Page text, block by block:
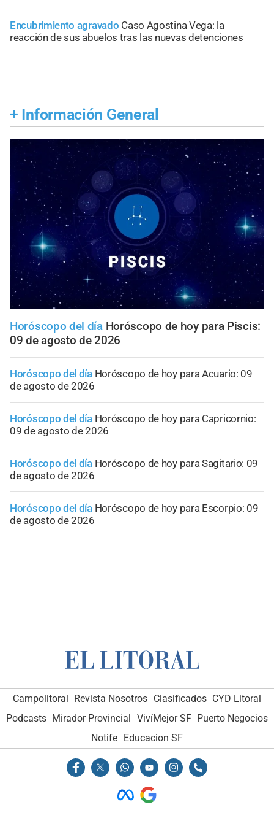
Encubrimiento agravado Caso Agostina Vega: la
reacción de sus abuelos tras las nuevas detenciones
+ Información General
Horóscopo del día Horóscopo de hoy para Piscis:
09 de agosto de 2026
Horóscopo del día Horóscopo de hoy para Acuario: 09
de agosto de 2026
Horóscopo del día Horóscopo de hoy para Capricornio:
09 de agosto de 2026
Horóscopo del día Horóscopo de hoy para Sagitario: 09
de agosto de 2026
Horóscopo del día Horóscopo de hoy para Escorpio: 09
de agosto de 2026
Campolitoral Revista Nosotros Clasificados CYD Litoral
Podcasts Mirador Provincial VivíMejor SF Puerto Negocios
Notife Educacion SF